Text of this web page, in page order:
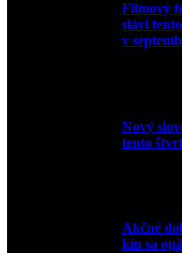
Filmový
slávi
v
Nový
tento
Akčné
kín sa